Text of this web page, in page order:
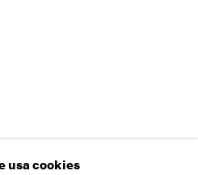
usa cookies